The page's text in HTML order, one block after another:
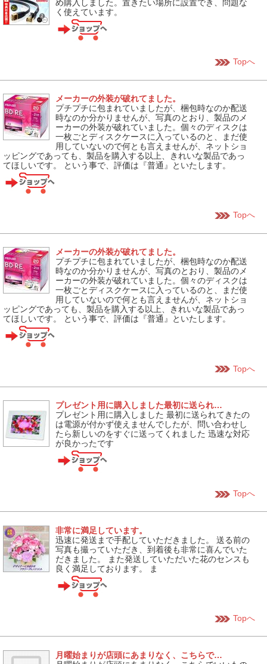
め購入しました。置きたい場所に設置でき、問題な
く使えています。
Topへ
メーカーの外装が破れてました。
プチプチに包まれていましたが、梱包時なのか配送
時なのか分かりませんが、写真のとおり、製品のメ
ーカーの外装が破れていました。個々のディスクは
一枚ごとディスクケースに入っているのと、まだ使
用していないので何とも言えませんが、ネットショ
ッピングであっても、製品を購入する以上、きれいな製品であっ
てほしいです。 という事で、評価は『普通』といたします。
Topへ
メーカーの外装が破れてました。
プチプチに包まれていましたが、梱包時なのか配送
時なのか分かりませんが、写真のとおり、製品のメ
ーカーの外装が破れていました。個々のディスクは
一枚ごとディスクケースに入っているのと、まだ使
用していないので何とも言えませんが、ネットショ
ッピングであっても、製品を購入する以上、きれいな製品であっ
てほしいです。 という事で、評価は『普通』といたします。
Topへ
プレゼント用に購入しました最初に送られ…
プレゼント用に購入しました 最初に送られてきたの
は電源が付かず使えませんでしたが、問い合わせし
たら新しいのをすぐに送ってくれました 迅速な対応
が良かったです
Topへ
非常に満足しています。
迅速に発送まで手配していただきました。 送る前の
写真も撮っていただき、到着後も非常に喜んでいた
だきました。 また発送していただいた花のセンスも
良く満足しております。 ま
Topへ
月曜始まりが店頭にあまりなく、こちらで…